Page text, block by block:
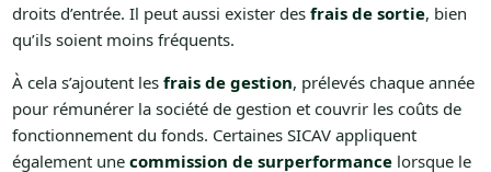
droits d’entrée. Il peut aussi exister des frais de sortie, bien
qu’ils soient moins fréquents.
À cela s’ajoutent les frais de gestion, prélevés chaque année
pour rémunérer la société de gestion et couvrir les coûts de
fonctionnement du fonds. Certaines SICAV appliquent
également une commission de surperformancelorsque le